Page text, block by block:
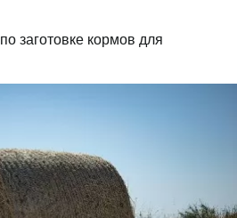
заготовке кормов для